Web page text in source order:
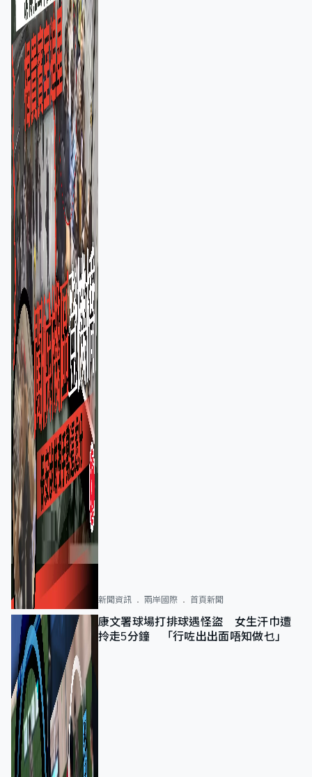
新聞資訊 兩岸國際 首頁新聞
康文署球場打排球遇怪盜 女生汗巾遭
拎走5分鐘 「行咗出出面唔知做乜」